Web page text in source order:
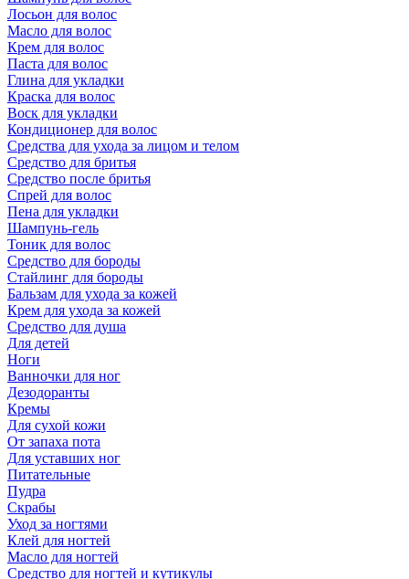
Лосьон для волос
Масло для волос
Крем для волос
Паста для волос
Глина для укладки
Краска для волос
Воск для укладки
Кондиционер для волос
Средства для ухода за лицом и телом
Средство для бритья
Средство после бритья
Спрей для волос
Пена для укладки
Шампунь-гель
Тоник для волос
Средство для бороды
Стайлинг для бороды
Бальзам для ухода за кожей
Крем для ухода за кожей
Средство для душа
Для детей
Ноги
Ванночки для ног
Дезодоранты
Кремы
Для сухой кожи
От запаха пота
Для уставших ног
Питательные
Пудра
Скрабы
Уход за ногтями
Клей для ногтей
Масло для ногтей
Средство для ногтей и кутикулы